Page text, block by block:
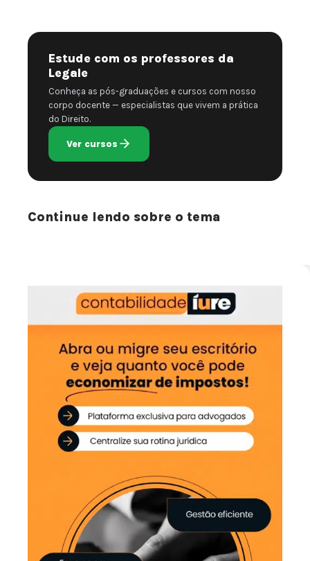
Estude com os professores da
Legale
Conheça as pós-graduações e cursos com nosso
corpo docente — especialistas que vivem a prática
do Direito.
Ver cursos
Continue lendo sobre o tema